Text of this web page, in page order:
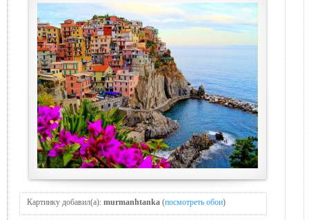
Картинку добавил(а): murmanhtanka (посмотреть обои)